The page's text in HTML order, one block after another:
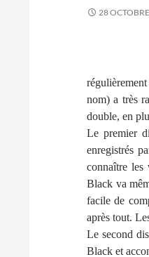
28
nom) a très
double, en
Le premier
enregistrés
connaître les
Black va
facile de
après tout.
Le second
Black et